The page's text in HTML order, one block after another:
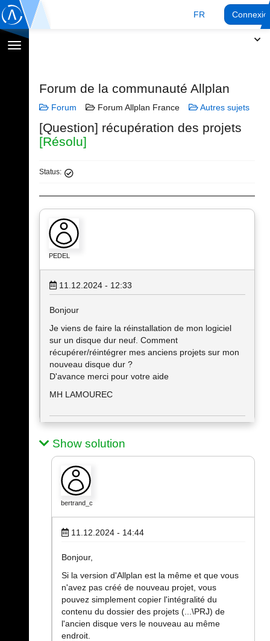
FR
Afficher
Forum de la communauté Allplan
Forum Forum Allplan France Autres sujets
[Question] récupération des projets
[Résolu]
Status:
PEDEL
11.12.2024 - 12:33
Bonjour
Je viens de faire la réinstallation de mon logiciel
sur un disque dur neuf. Comment
récupérer/réintégrer mes anciens projets sur mon
nouveau disque dur ?
D'avance merci pour votre aide
MH LAMOUREC
Show solution
bertrand_c
11.12.2024 - 14:44
Bonjour,
Si la version d'Allplan est la même et que vous
n'avez pas créé de nouveau projet, vous
pouvez simplement copier l'intégralité du
contenu du dossier des projets (...\PRJ) de
l'ancien disque vers le nouveau au même
endroit.